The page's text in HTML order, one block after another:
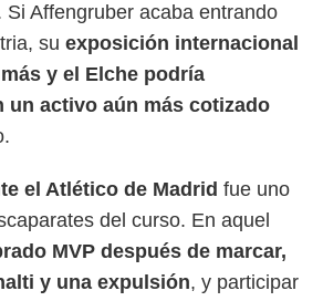
Si Affengruber acaba entrando
su exposición internacional
y el Elche podría
un activo aún más cotizado
el Atlético de Madrid fue uno
del curso. En aquel
MVP después de marcar,
y una expulsión, y participar